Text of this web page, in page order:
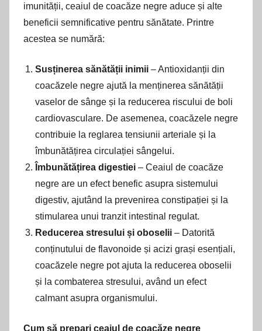
imunității, ceaiul de coacăze negre aduce și alte
beneficii semnificative pentru sănătate. Printre
acestea se numără:
Susținerea sănătății inimii – Antioxidanții din
coacăzele negre ajută la menținerea sănătății
vaselor de sânge și la reducerea riscului de boli
cardiovasculare. De asemenea, coacăzele negre
contribuie la reglarea tensiunii arteriale și la
îmbunătățirea circulației sângelui.
Îmbunătățirea digestiei – Ceaiul de coacăze
negre are un efect benefic asupra sistemului
digestiv, ajutând la prevenirea constipației și la
stimularea unui tranzit intestinal regulat.
Reducerea stresului și oboselii – Datorită
conținutului de flavonoide și acizi grași esențiali,
coacăzele negre pot ajuta la reducerea oboselii
și la combaterea stresului, având un efect
calmant asupra organismului.
Cum să prepari ceaiul de coacăze negre